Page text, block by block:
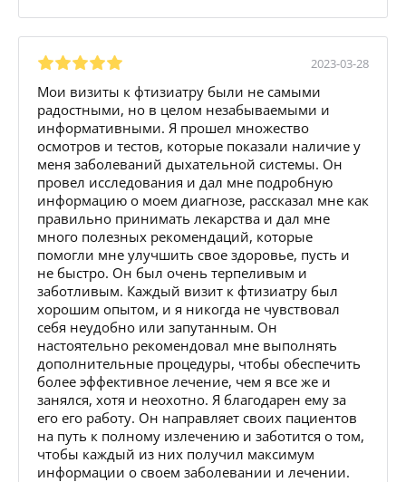
2023-03-28
Мои визиты к фтизиатру были не самыми
радостными, но в целом незабываемыми и
информативными. Я прошел множество
осмотров и тестов, которые показали наличие у
меня заболеваний дыхательной системы. Он
провел исследования и дал мне подробную
информацию о моем диагнозе, рассказал мне как
правильно принимать лекарства и дал мне
много полезных рекомендаций, которые
помогли мне улучшить свое здоровье, пусть и
не быстро. Он был очень терпеливым и
заботливым. Каждый визит к фтизиатру был
хорошим опытом, и я никогда не чувствовал
себя неудобно или запутанным. Он
настоятельно рекомендовал мне выполнять
дополнительные процедуры, чтобы обеспечить
более эффективное лечение, чем я все же и
занялся, хотя и неохотно. Я благодарен ему за
его его работу. Он направляет своих пациентов
на путь к полному излечению и заботится о том,
чтобы каждый из них получил максимум
информации о своем заболевании и лечении.